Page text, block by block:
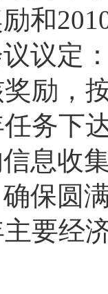
和
议定
励，
务下
息收
保圆
要经